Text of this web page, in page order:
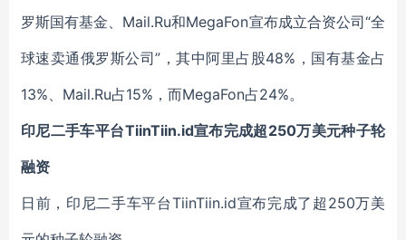
罗斯国有基金、Mail.Ru和MegaFon宣布成立合资公司“全
球速卖通俄罗斯公司”，其中阿里占股48%，国有基金占
13%、Mail.Ru占15%，而MegaFon占24%。
印尼二手车平台TiinTiin.id宣布完成超250万美元种子轮
融资
日前，印尼二手车平台TiinTiin.id宣布完成了超250万美